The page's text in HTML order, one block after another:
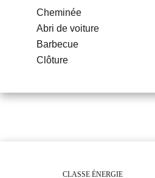
Cheminée
Abri de voiture
Barbecue
Clôture